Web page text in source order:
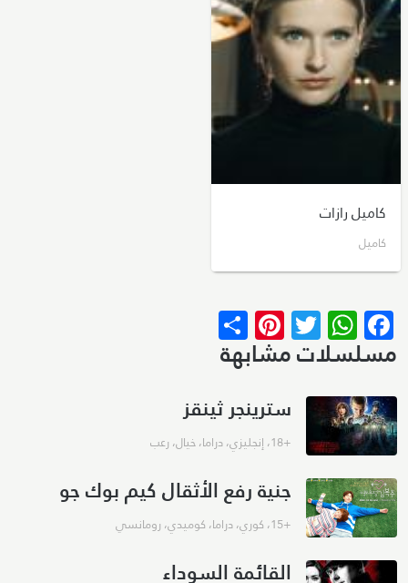
كاميل رازات
كاميل
Facebook
WhatsApp
Twitter
Pinterest
مسلسلات مشابهة
سترينجر ثينقز
+18 ،إنجليزي،دراما،خيال، رعب
جنية رفع الأثقال كيم بوك جو
+15 ، كوري،دراما، كوميدي، رومانسي
القائمة السوداء